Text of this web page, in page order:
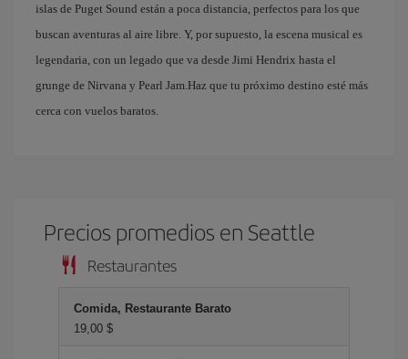
islas de Puget Sound están a poca distancia, perfectos para los que
buscan aventuras al aire libre. Y, por supuesto, la escena musical es
legendaria, con un legado que va desde Jimi Hendrix hasta el
grunge de Nirvana y Pearl Jam.Haz que tu próximo destino esté más
cerca con vuelos baratos.
Precios promedios en Seattle
Restaurantes
Comida, Restaurante Barato
19,00 $